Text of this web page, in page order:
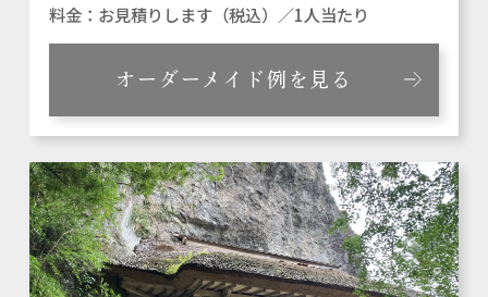
お見積りします（税込）／1人当たり
オーダーメイド例を見る